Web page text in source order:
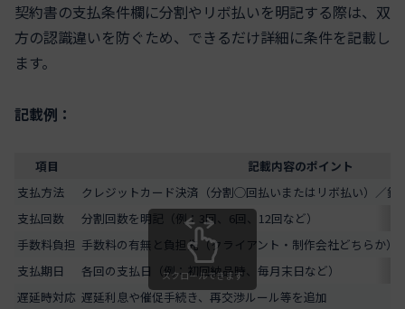
契約書の支払条件欄に分割やリボ払いを明記する際は、双
方の認識違いを防ぐため、できるだけ詳細に条件を記載し
ます。
記載例：
項目
記載内容のポイント
支払方法
クレジットカード決済（分割◯回払いまたはリボ払い）／
支払回数
分割回数を明記（例：3回、6回、12回など）
手数料負担 手数料の有無と負担先（クライアント・制作会社どちらか）
支払期日
各回の支払日（例：初回納品時、毎月末日など）
遅延時対応 遅延利息や催促手続き、再交渉ルール等を追加
スクロールできます